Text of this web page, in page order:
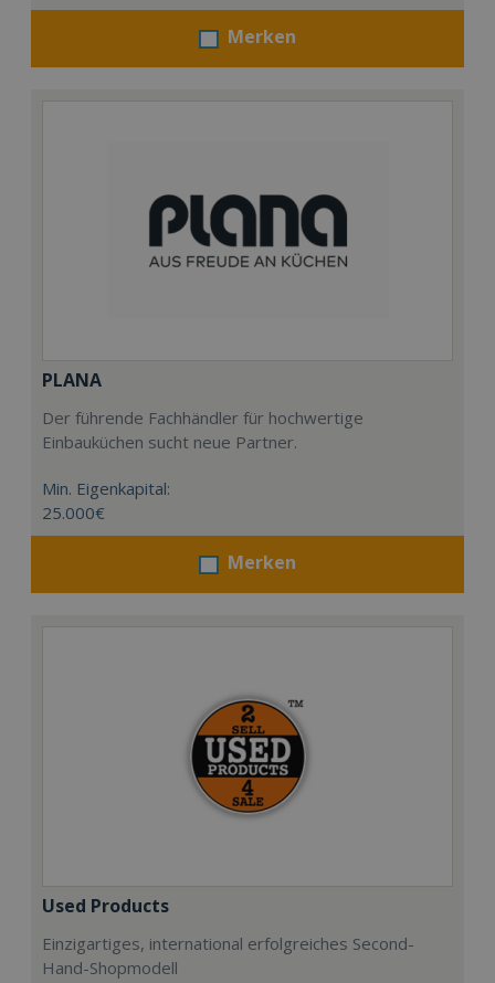
Merken
PLANA
Der führende Fachhändler für hochwertige
Einbauküchen sucht neue Partner.
Min. Eigenkapital:
25.000€
Merken
Used Products
Einzigartiges, international erfolgreiches Second-
Hand-Shopmodell